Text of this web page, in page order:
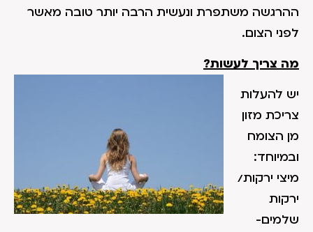
ההרגשה משתפרת ונעשית הרבה יותר טובה מאשר
לפני הצום.
מה צריך לעשות?
יש להעלות
צריכת מזון
מן הצומח
ובמיוחד:
מיצי ירקות/
ירקות
שלמים-